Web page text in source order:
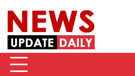
content